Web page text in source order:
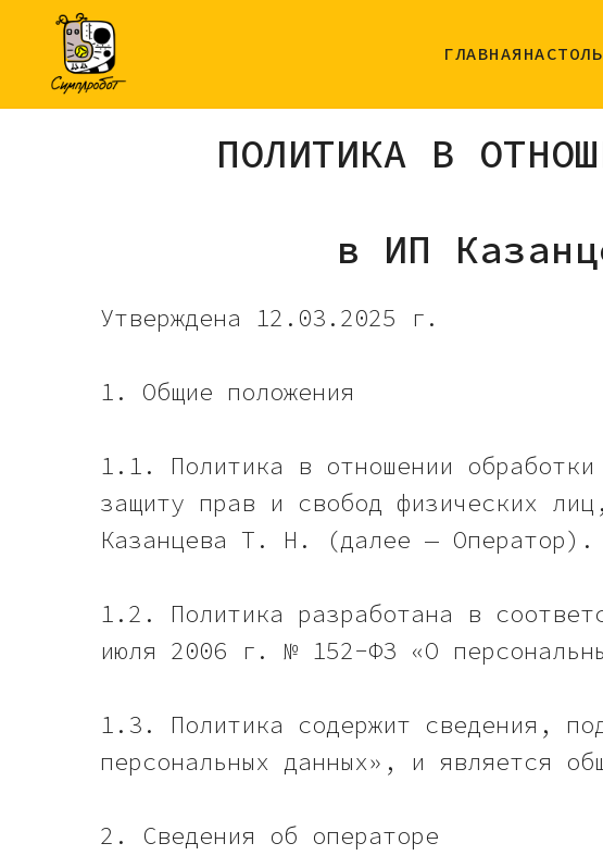
ГЛАВНАЯ
ПОЛИТИКА В
в ИП
Утверждена 12.03.2025 г.
1. Общие положения
1.1. Политика в отношении
защиту прав и свобод физических
Казанцева Т. Н. (далее — Оператор).
1.2. Политика разработана в
июля 2006 г. № 152-ФЗ «О
1.3. Политика содержит сведения,
персональных данных», и является
2. Сведения об операторе